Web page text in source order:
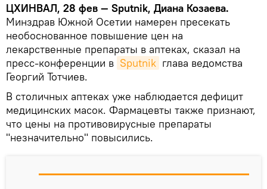
ЦХИНВАЛ, 28 фев — Sputnik, Диана Козаева.
Минздрав Южной Осетии намерен пресекать
необоснованное повышение цен на
лекарственные препараты в аптеках, сказал на
пресс-конференции в Sputnik глава ведомства
Георгий Тотчиев.
В столичных аптеках уже наблюдается дефицит
медицинских масок. Фармацевты также признают,
что цены на противовирусные препараты
"незначительно" повысились.